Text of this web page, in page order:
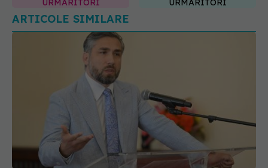
URMĂRITORI URMĂRITORI
ARTICOLE SIMILARE